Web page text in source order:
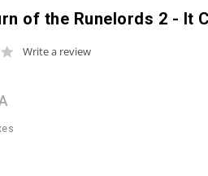
of the Runelords 2 - It
0.0
Write a review